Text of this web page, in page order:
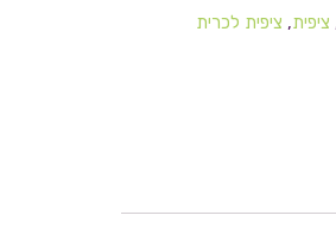
ציפית, ציפית לכרית